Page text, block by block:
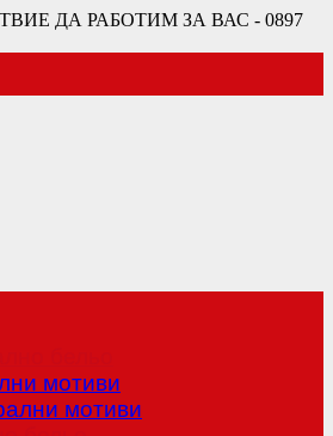
ДА РАБОТИМ ЗА ВАС - 0897
мотиви
мотиви